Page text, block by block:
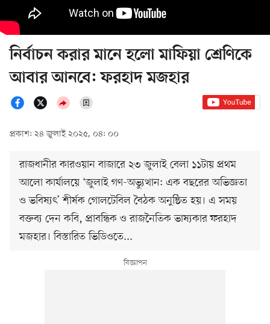
নির্বাচন করার মানে হলো মাফিয়া শ্রেণিকে
আবার আনবে: ফরহাদ মজহার
প্রকাশ: ২৪ জুলাই ২০২৫, ০৪: ০০
রাজধানীর কারওয়ান বাজারে ২৩ জুলাই বেলা ১১টায় প্রথম
আলো কার্যালয়ে ‘জুলাই গণ-অভ্যুত্থান: এক বছরের অভিজ্ঞতা
ও ভবিষ্যৎ’ শীর্ষক গোলটেবিল বৈঠক অনুষ্ঠিত হয়। এ সময়
বক্তব্য দেন কবি, প্রাবন্ধিক ও রাজনৈতিক ভাষ্যকার ফরহাদ
মজহার। বিস্তারিত ভিডিওতে...